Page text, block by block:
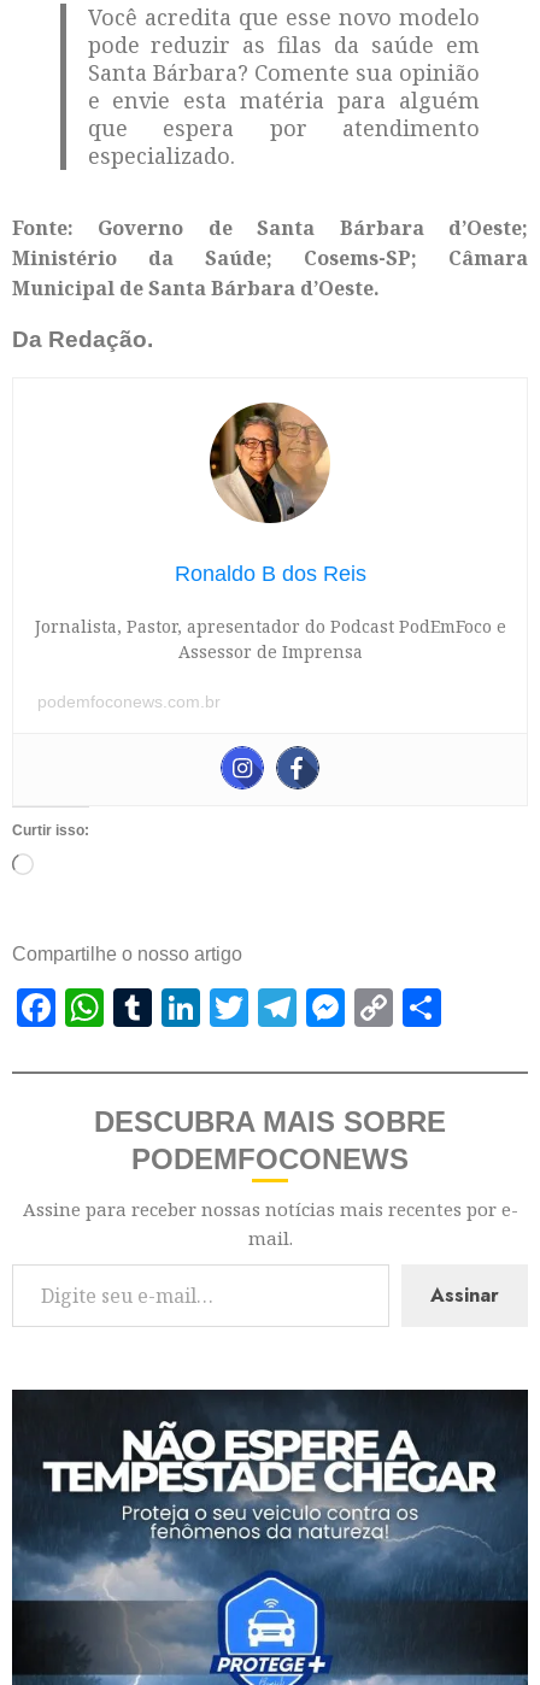
Você acredita que esse novo modelo
pode reduzir as filas da saúde em
Santa Bárbara? Comente sua opinião
e envie esta matéria para alguém
que espera por atendimento
especializado.
Fonte: Governo de Santa Bárbara d’Oeste;
Ministério da Saúde; Cosems-SP; Câmara
Municipal de Santa Bárbara d’Oeste.
Da Redação.
Ronaldo B dos Reis
Jornalista, Pastor, apresentador do Podcast PodEmFoco e
Assessor de Imprensa
podemfoconews.com.br
Curtir isso:
Compartilhe o nosso artigo
Facebook
WhatsApp
Tumblr
LinkedIn
Twitter
Telegram
Messenger
Copy
DESCUBRA MAIS SOBRE
PODEMFOCONEWS
Assine para receber nossas notícias mais recentes por e-
mail.
Assinar